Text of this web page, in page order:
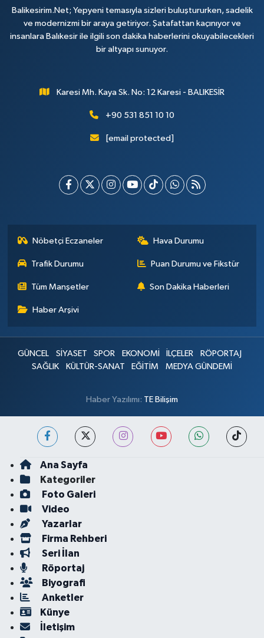
Balikesirim.Net; Yepyeni temasıyla sizleri buluştururken, sadelik
ve modernizmi bir araya getiriyor. Şatafattan kaçınıyor ve
insanlara Balıkesir ile ilgili son dakika haberlerini okuyabilecekleri
bir altyapı sunuyor.
Karesi Mh. Kaya Sk. No: 12 Karesi - BALIKESİR
+90 531 851 10 10
[email protected]
Nöbetçi Eczaneler Hava Durumu
Trafik Durumu Puan Durumu ve Fikstür
Tüm Manşetler Son Dakika Haberleri
Haber Arşivi
GÜNCEL SİYASET SPOR EKONOMİ İLÇELER
RÖPORTAJ
SAĞLIK
KÜLTÜR-SANAT EĞİTİM MEDYA GÜNDEMİ
Haber Yazılımı: TE Bilişim
Ana Sayfa
Kategoriler
Foto Galeri
Video
Yazarlar
Firma Rehberi
Seri İlan
Röportaj
Biyografi
Anketler
Künye
İletişim